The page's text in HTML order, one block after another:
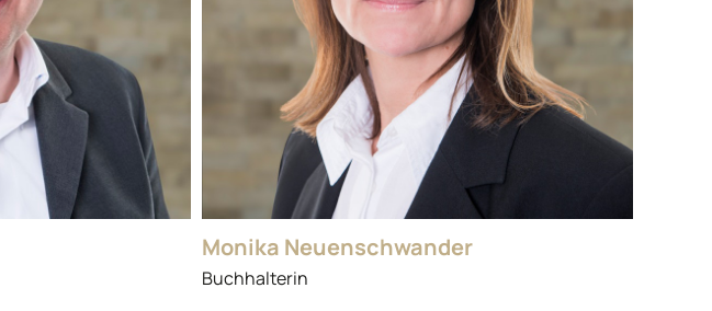
Monika Neuenschwander
Buchhalterin